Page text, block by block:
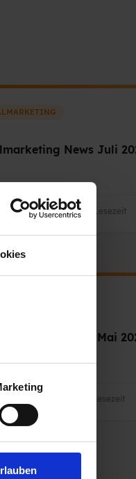
News Juli
07:00:00 | 2 Minuten Lesezeit
News Mai
3 Minuten Lesezeit